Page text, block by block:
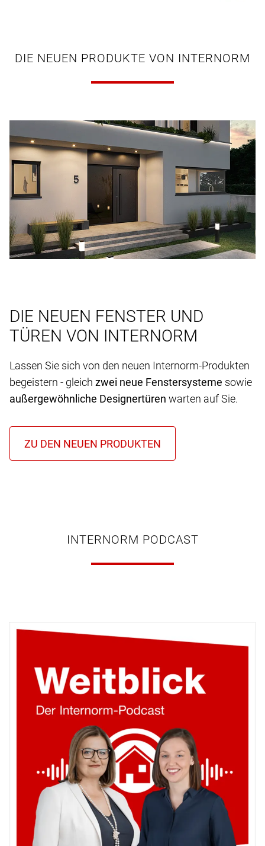
DIE NEUEN PRODUKTE VON INTERNORM
DIE NEUEN FENSTER UND
TÜREN VON INTERNORM
Lassen Sie sich von den neuen Internorm-Produkten
begeistern - gleich zwei neue Fenstersysteme sowie
außergewöhnliche Designertüren warten auf Sie.
INTERNORM PODCAST